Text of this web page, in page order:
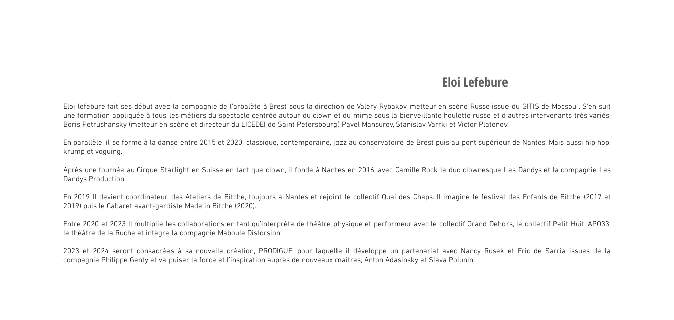
Eloi Lefebure
Eloi lefebure fait ses début avec la compagnie de l’arbalète à Brest sous la direction de Valery Rybakov, metteur en scène Russe issue du GITIS de Mocsou . S’en suit
une formation appliquée à tous les métiers du spectacle centrée autour du clown et du mime sous la bienveillante houlette russe et d’autres intervenants très variés,
Boris Petrushansky (metteur en scène et directeur du LICEDEI de Saint Petersbourg) Pavel Mansurov, Stanislav Varrki et Victor Platonov.
En parallèle, il se forme à la danse entre 2015 et 2020, classique, contemporaine, jazz au conservatoire de Brest puis au pont supérieur de Nantes. Mais aussi hip hop,
krump et voguing.
Après une tournée au Cirque Starlight en Suisse en tant que clown, il fonde à Nantes en 2016, avec Camille Rock le duo clownesque Les Dandys et la compagnie Les
Dandys Production.
En 2019 Il devient coordinateur des Ateliers de Bitche, toujours à Nantes et rejoint le collectif Quai des Chaps. Il imagine le festival des Enfants de Bitche (2017 et
2019) puis le Cabaret avant-gardiste Made in Bitche (2020).
Entre 2020 et 2023 Il multiplie les collaborations en tant qu’interprète de théâtre physique et performeur avec le collectif Grand Dehors, le collectif Petit Huit, APO33,
le théâtre de la Ruche et intègre la compagnie Maboule Distorsion.
2023 et 2024 seront consacrées à sa nouvelle création, PRODIGUE, pour laquelle il développe un partenariat avec Nancy Rusek et Eric de Sarria issues de la
compagnie Philippe Genty et va puiser la force et l’inspiration auprès de nouveaux maîtres, Anton Adasinsky et Slava Polunin.